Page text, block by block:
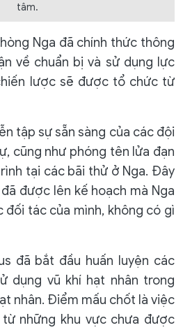
tâm.
Nga đã chính thức thông
về chuẩn bị và sử dụng lực
lược sẽ được tổ chức từ
tập sự sẵn sàng của các đội
cũng như phóng tên lửa đạn
tại các bãi thử ở Nga. Đây
được lên kế hoạch mà Nga
tác của mình, không có gì
đã bắt đầu huấn luyện các
dụng vũ khí hạt nhân trong
nhân. Điểm mấu chốt là việc
những khu vực chưa được